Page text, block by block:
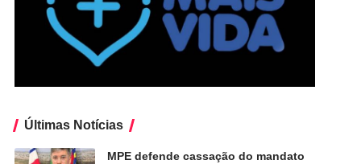
Últimas Notícias
MPE defende cassação do mandato